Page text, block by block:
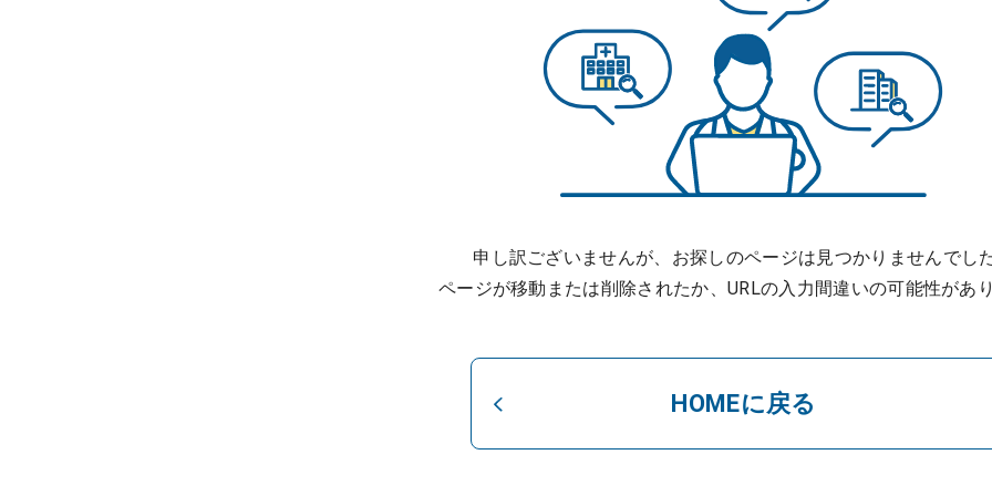
申し訳ございませんが、お探しのページは見つかりませんでした
ページが移動または削除されたか、URLの入力間違いの可能性があり
HOMEに戻る